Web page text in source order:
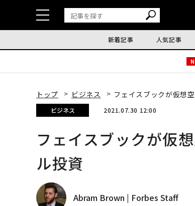
新着記事 人気記事
トップ ビジネス フェイスブックが仮想
ビジネス 2021.07.30 12:00
フェイスブックが仮
ル投資
Abram Brown | Forbes Staff